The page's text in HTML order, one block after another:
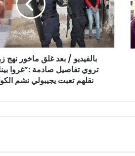
ماخور
نهج
زرقون..
فتاة
تروي
تفاصيل
صغار..
نشم
بالفيديو / بعد غلق ماخور نهج
تروي تفاصيل صادمة :”غروا
نقلهم تعبت يجيبولي نشم